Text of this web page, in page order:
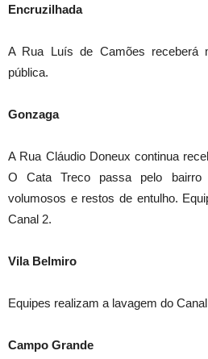
Encruzilhada
A Rua Luís de Camões receberá
pública.
Gonzaga
A Rua Cláudio Doneux continua
O Cata Treco passa pelo bairro
volumosos e restos de entulho.
Canal 2.
Vila Belmiro
Equipes realizam a lavagem do
Campo Grande